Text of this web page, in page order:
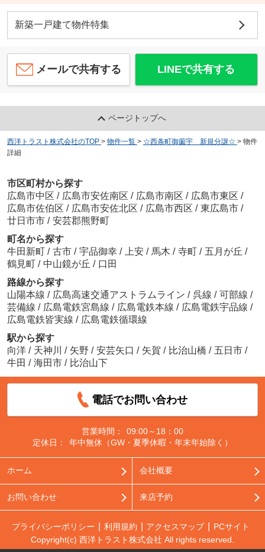
新築一戸建て物件特集
メールで共有する LINEで共有する
ページトップへ
西洋トラスト株式会社のTOP > 物件一覧 > ☆西条町御薗宇 新規分譲☆ > 物件
詳細
市区町村から探す
広島市中区 / 広島市安佐南区 / 広島市南区 / 広島市東区 /
広島市佐伯区 / 広島市安佐北区 / 広島市西区 / 東広島市 /
廿日市市 / 安芸郡熊野町
町名から探す
牛田新町 / 古市 / 宇品御幸 / 上安 / 馬木 / 寺町 / 五月が丘 /
鶴見町 / 中山鏡が丘 / 口田
路線から探す
山陽本線 / 広島高速交通アストラムライン / 呉線 / 可部線 /
芸備線 / 広島電鉄宮島線 / 広島電鉄本線 / 広島電鉄宇品線 /
広島電鉄皆実線 / 広島電鉄循環線
駅から探す
向洋 / 天神川 / 矢野 / 安芸矢口 / 矢賀 / 比治山橋 / 五日市 /
牛田 / 海田市 / 比治山下
電話でお問い合わせ
営業時間：
09:00～18：00
定休日：
年中無休（GW・夏季休暇・年末年始除く）
ホーム 会社概要
お問い合わせ 来店予約
プライバシーポリシー 利用規約 アクセスマップ
PCサイト
Copyright(c) 西洋トラスト株式会社 All rights reserved.